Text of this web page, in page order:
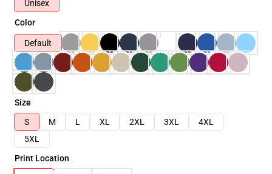
Unisex
Color
Default
Size
S
M L XL 2XL 3XL
4XL
5XL
Print Location